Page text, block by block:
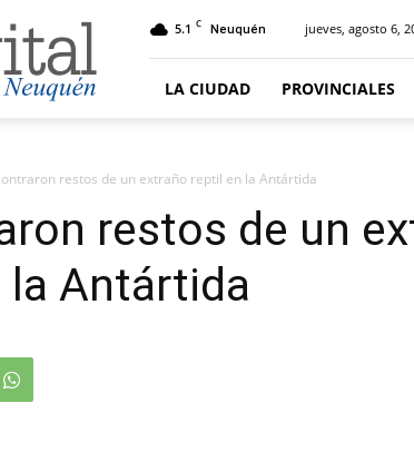
5.1 C Neuquén jueves, agosto 6,
LA CIUDAD PROVINCIALES
restos de un extraño reptil en la Antártida
restos de un
la Antártida